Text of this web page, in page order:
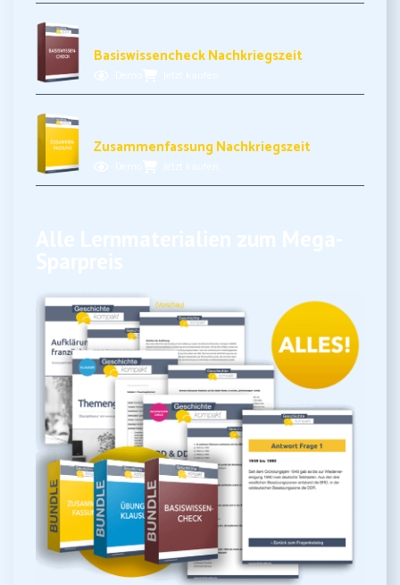
Basiswissencheck Nachkriegszeit
Zusammenfassung Nachkriegszeit